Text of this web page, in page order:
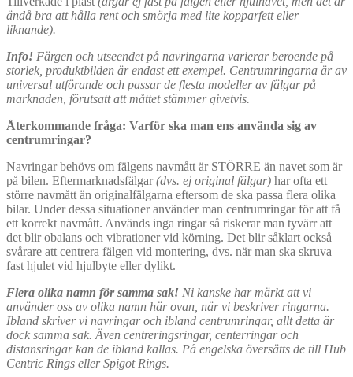
ändå bra att hålla rent och smörja med lite kopparfett eller
liknande).
Info! Färgen och utseendet på navringarna varierar beroende på
storlek, produktbilden är endast ett exempel. Centrumringarna är av
universal utförande och passar de flesta modeller av fälgar på
marknaden, förutsatt att måttet stämmer givetvis.
Återkommande fråga: Varför ska man ens använda sig av
centrumringar?
Navringar behövs om fälgens navmått är STÖRRE än navet som är
på bilen. Eftermarknadsfälgar(dvs. ej original fälgar) har ofta ett
större navmått än originalfälgarna eftersom de ska passa flera olika
bilar. Under dessa situationer använder man centrumringar för att få
ett korrekt navmått. Används inga ringar så riskerar man tyvärr att
det blir obalans och vibrationer vid körning. Det blir såklart också
svårare att centrera fälgen vid montering, dvs. när man ska skruva
fast hjulet vid hjulbyte eller dylikt.
Flera olika namn för samma sak! Ni kanske har märkt att vi
använder oss av olika namn här ovan, när vi beskriver ringarna.
Ibland skriver vi navringar och ibland centrumringar, allt detta är
dock samma sak. Även centreringsringar, centerringar och
distansringar kan de ibland kallas. På engelska översätts de till Hub
Centric Rings eller Spigot Rings.